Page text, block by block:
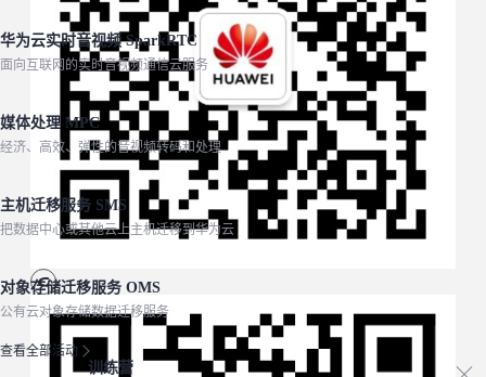
华为云实时音视频 SparkRTC
面向互联网的实时音视频通信云服务
媒体处理 MPC
经济、高效、弹性的音视频转码和处理
主机迁移服务 SMS
把数据中心或其他云上主机迁移到华为云
对象存储迁移服务 OMS
公有云对象存储数据迁移服务
查看全部活动
训练营